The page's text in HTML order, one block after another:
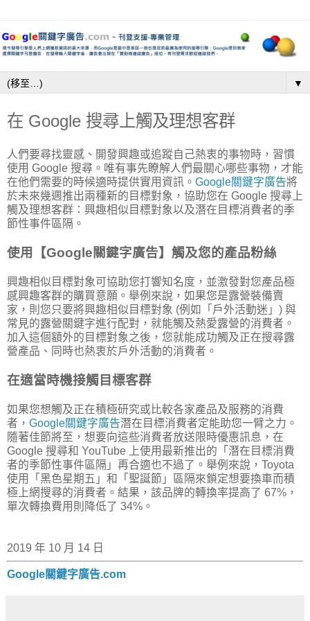
▼
在 Google 搜尋上觸及理想客群
人們要尋找靈感、開發興趣或追蹤自己熱衷的事物時，習慣
使用 Google 搜尋。唯有事先瞭解人們最關心哪些事物，才能
在他們需要的時候適時提供實用資訊。 Google關鍵字廣告將
於未來幾週推出兩種新的目標對象，協助您在 Google 搜尋上
觸及理想客群：興趣相似目標對象以及潛在目標消費者的季
節性事件區隔。
使用【Google關鍵字廣告】觸及您的產品粉絲
興趣相似目標對象可協助您打響知名度，並激發對您產品極
感興趣客群的購買意願。舉例來說，如果您是露營裝備賣
家，則您只要將興趣相似目標對象 (例如「戶外活動迷」) 與
常見的露營關鍵字進行配對，就能觸及熱愛露營的消費者。
加入這個額外的目標對象之後，您就能成功觸及正在搜尋露
營產品、同時也熱衷於戶外活動的消費者。
在適當時機接觸目標客群
如果您想觸及正在積極研究或比較各家產品及服務的消費
者， Google關鍵字廣告潛在目標消費者定能助您一臂之力。
隨著佳節將至，想要向這些消費者放送限時優惠訊息，在
Google 搜尋和 YouTube 上使用最新推出的「潛在目標消費
者的季節性事件區隔」再合適也不過了。舉例來說，Toyota
使用「黑色星期五」和「聖誕節」區隔來鎖定想要換車而積
極上網搜尋的消費者。結果，該品牌的轉換率提高了 67%，
單次轉換費用則降低了 34%。
2019 年 10 月 14 日
Google關鍵字廣告.com